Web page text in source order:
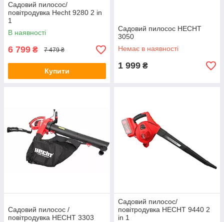
Садовий пилосос/
повітродувка Hecht 9280 2 in
1
В наявності
6 799 ₴ 7 479 ₴
Купити
Садовий пилосос HECHT
3050
Немає в наявності
1 999 ₴
Садовий пилосос /
повітродувка HECHT 3303
Садовий пилосос/
повітродувка HECHT 9440 2
in 1